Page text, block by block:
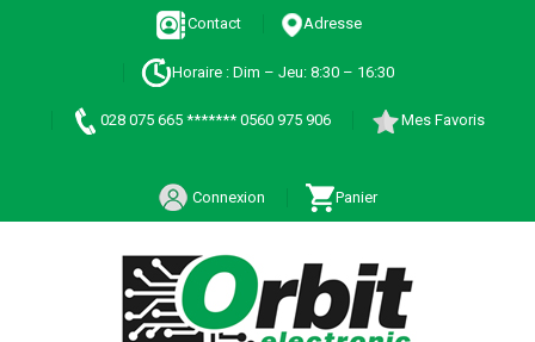
Contact Adresse
Horaire : Dim – Jeu: 8:30 – 16:30
028 075 665 ******* 0560 975 906 Mes Favoris
Connexion Panier